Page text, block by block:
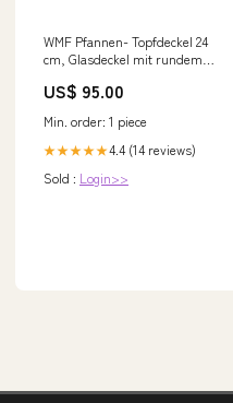
WMF Pfannen- Topfdeckel 24
cm, Glasdeckel mit rundem
Pfannen, hitzeb tsTopseller
US$ 95.00
Min. order: 1 piece
★★★★★4.4 (14 reviews)
Sold : Login>>